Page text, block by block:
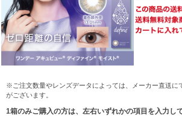
※ご注文数量やレンズデータによっては、メーカー直送に
がございます。
1箱のみご購入の方は、左右いずれかの項目を入力し